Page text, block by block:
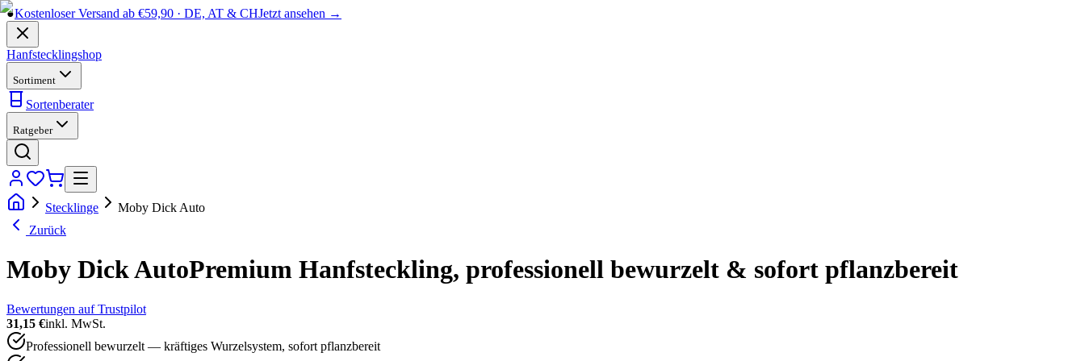
●Kostenloser Versand ab €59,90 · DE, AT & CHJetzt ansehen →
Hanfstecklingshop
Sortiment
Sortenberater
Ratgeber
Stecklinge
Moby Dick Auto
Zurück
Moby Dick AutoPremium Hanfsteckling, professionell bewurzelt & sofort pflanzbereit
Bewertungen auf Trustpilot
31,15 €inkl. MwSt.
Professionell bewurzelt — kräftiges Wurzelsystem, sofort pflanzbereit